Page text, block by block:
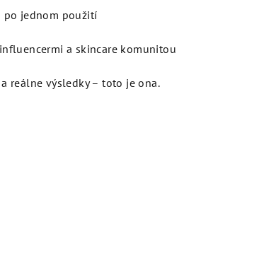
po jednom použití
a skincare komunitou
reálne výsledky – toto je ona.